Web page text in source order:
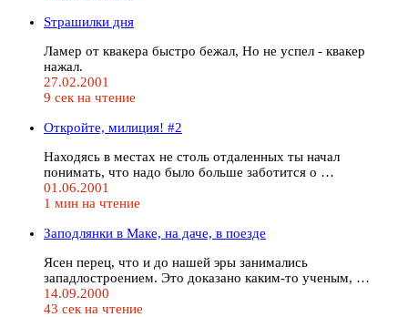
Sтрашилки дня
Ламер от квакера быстро бежал, Но не успел - квакер
нажал.
27.02.2001
9 сек на чтение
Откройте, милиция! #2
Находясь в местах не столь отдаленных ты начал
понимать, что надо было больше заботится о …
01.06.2001
1 мин на чтение
Заподлянки в Маке, на даче, в поезде
Ясен перец, что и до нашей эры занимались
западлостроением. Это доказано каким-то ученым, …
14.09.2000
43 сек на чтение